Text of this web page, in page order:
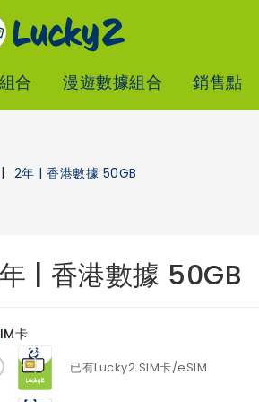
合 漫遊數據組合 銷售點
2年 | 香港數據 50GB
| 香港數據 50GB
卡
已有Lucky2 SIM卡/eSIM